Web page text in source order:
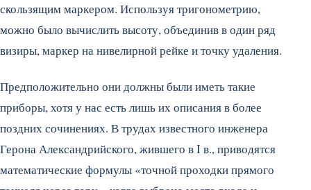
скользящим маркером. Используя тригонометрию,
можно было вычислить высоту, объединив в один ряд
визиры, маркер на нивелирной рейке и точку удаления.
Предположительно они должны были иметь такие
приборы, хотя у нас есть лишь их описания в более
поздних сочинениях. В трудах известного инженера
Герона Александрийского, жившего в I в., приводятся
математические формулы «точной проходки прямого